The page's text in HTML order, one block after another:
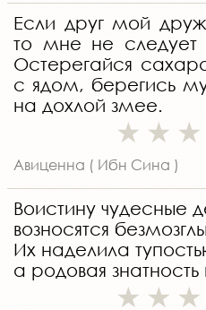
Если друг мой
то мне не следует
Остерегайся
с ядом, берегись
на дохлой змее.
Авиценна ( Ибн Сина )
Воистину чудесные
возносятся
Их наделила
а родовая знатность